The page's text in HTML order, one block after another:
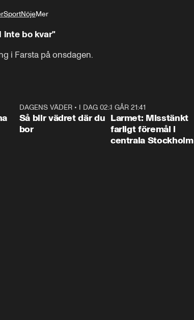
SportNöjeMer
Livsstil
inte bo kvar"
i Farsta på onsdagen.
1:06
DAGENS VÄDER• I DAG 02:30
Så blir vädret där du
bor
I GÅR 21:41
Larmet: Misstänkt
farligt föremål i
centrala Stockholm